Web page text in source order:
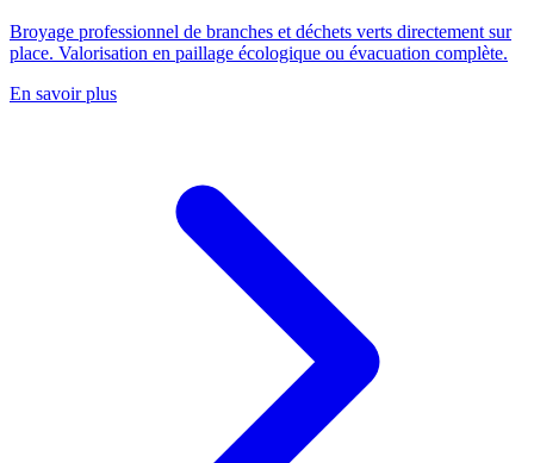
Broyage professionnel de branches et déchets verts directement sur
place. Valorisation en paillage écologique ou évacuation complète.
En savoir plus